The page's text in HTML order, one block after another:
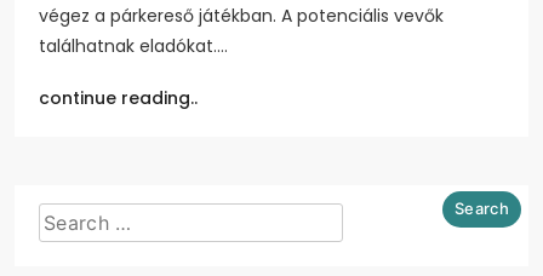
végez a párkereső játékban. A potenciális vevők
találhatnak eladókat.…
continue reading..